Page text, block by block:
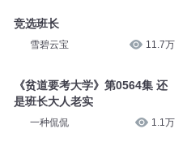
竞选班长
雪碧云宝 11.7万
《贫道要考大学》第0564集 还
是班长大人老实
一种侃侃 1.1万